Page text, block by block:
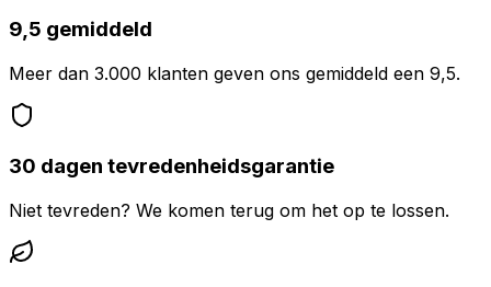
9,5 gemiddeld
Meer dan 3.000 klanten geven ons gemiddeld een 9,5.
30 dagen tevredenheidsgarantie
Niet tevreden? We komen terug om het op te lossen.